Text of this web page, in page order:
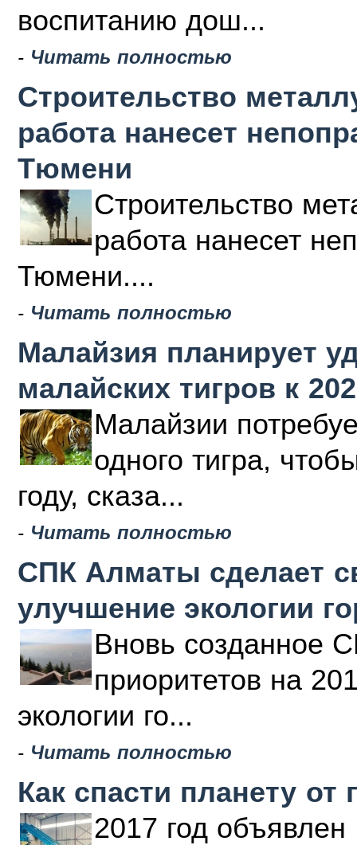
воспитанию дош...
- Читать полностью
Строительство
работа нанесет
Тюмени
Строительство
работа нанесет
Тюмени....
- Читать полностью
Малайзия планирует
малайских тигров к
Малайзии
одного тигра,
году, сказа...
- Читать полностью
СПК Алматы сделает
улучшение экологии
Вновь созданное
приоритетов на
экологии го...
- Читать полностью
Как спасти планету от
2017 год объявлен